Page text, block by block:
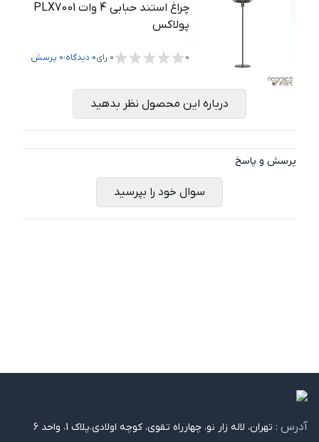
چراغ استند حبابی 4 وات PLX7001
پولاکس
0
0 رای0 دیدگاه،0 پرسش
درباره این محصول نظر بدهید
پرسش و پاسخ
سوال خود را بپرسید
آدرس : تهران، لاله زار نو، چهارراه تقوی، کوچه اولادی،پلاک 1، واحد 6